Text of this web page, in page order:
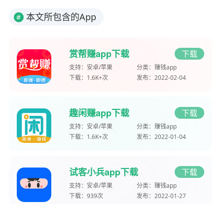
# 本文所包含的App
赏帮赚app下载 下载
支持： 安卓/苹果 分类： 赚钱app
下载： 1.6K+次 发布： 2022-02-04
趣闲赚app下载 下载
支持： 安卓/苹果 分类： 赚钱app
下载： 1.6K+次 发布： 2022-01-04
试客小兵app下载 下载
支持： 安卓/苹果 分类： 赚钱app
下载： 939次 发布： 2022-01-27